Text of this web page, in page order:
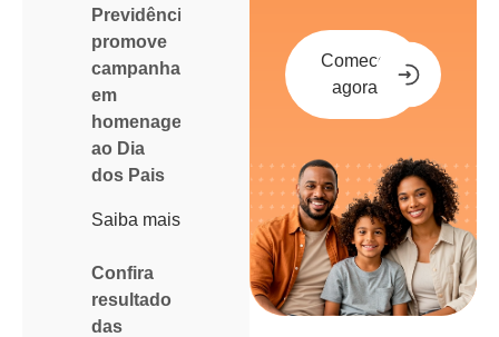
Previdência
promove
campanha
em
homenagem
ao Dia
dos Pais
Saiba mais
Confira
resultado
das
Comece
agora